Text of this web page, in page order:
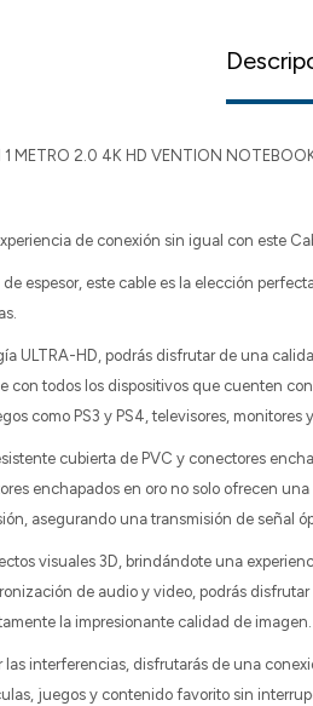
1 METRO 2.0 4K HD VENTION
de conexión sin igual con este
espesor, este cable es la elección
ULTRA-HD, podrás disfrutar de una
con todos los dispositivos que cuenten
como PS3 y PS4, televisores, monitores
cubierta de PVC y conectores
enchapados en oro no solo ofrecen
asegurando una transmisión de señal
visuales 3D, brindándote una
de audio y video, podrás
la impresionante calidad de imagen.
las interferencias, disfrutarás de una
juegos y contenido favorito sin